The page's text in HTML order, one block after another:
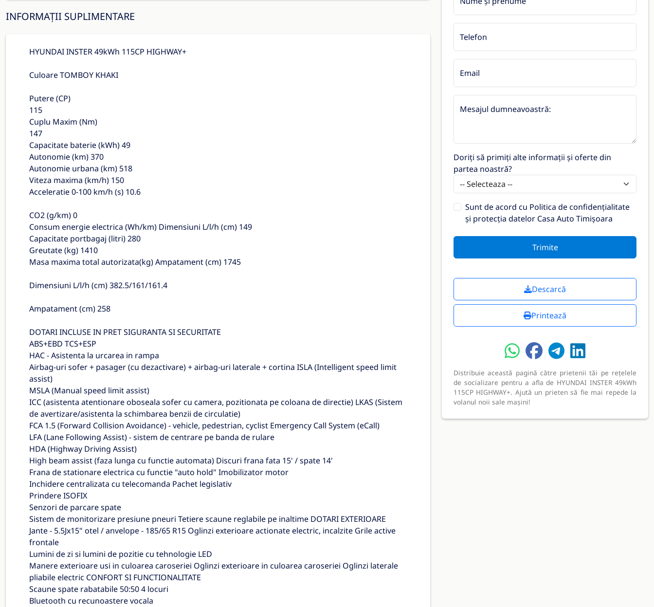
INFORMAȚII SUPLIMENTARE
HYUNDAI INSTER 49kWh 115CP HIGHWAY+
Culoare TOMBOY KHAKI
Putere (CP)
115
Cuplu Maxim (Nm)
147
Capacitate baterie (kWh) 49
Autonomie (km) 370
Autonomie urbana (km) 518
Viteza maxima (km/h) 150
Acceleratie 0-100 km/h (s) 10.6
CO2 (g/km) 0
Consum energie electrica (Wh/km) Dimensiuni L/l/h (cm) 149
Capacitate portbagaj (litri) 280
Greutate (kg) 1410
Masa maxima total autorizata(kg) Ampatament (cm) 1745
Dimensiuni L/l/h (cm) 382.5/161/161.4
Ampatament (cm) 258
DOTARI INCLUSE IN PRET SIGURANTA SI SECURITATE
ABS+EBD TCS+ESP
HAC - Asistenta la urcarea in rampa
Airbag-uri sofer + pasager (cu dezactivare) + airbag-uri laterale + cortina ISLA (Intelligent speed limit
assist)
MSLA (Manual speed limit assist)
ICC (asistenta atentionare oboseala sofer cu camera, pozitionata pe coloana de directie) LKAS (Sistem
de avertizare/asistenta la schimbarea benzii de circulatie)
FCA 1.5 (Forward Collision Avoidance) - vehicle, pedestrian, cyclist Emergency Call System (eCall)
LFA (Lane Following Assist) - sistem de centrare pe banda de rulare
HDA (Highway Driving Assist)
High beam assist (faza lunga cu functie automata) Discuri frana fata 15' / spate 14'
Frana de stationare electrica cu functie "auto hold" Imobilizator motor
Inchidere centralizata cu telecomanda Pachet legislativ
Prindere ISOFIX
Senzori de parcare spate
Sistem de monitorizare presiune pneuri Tetiere scaune reglabile pe inaltime DOTARI EXTERIOARE
Jante - 5.5Jx15" otel / anvelope - 185/65 R15 Oglinzi exterioare actionate electric, incalzite Grile active
frontale
Lumini de zi si lumini de pozitie cu tehnologie LED
Manere exterioare usi in culoarea caroseriei Oglinzi exterioare in culoarea caroseriei Oglinzi laterale
pliabile electric CONFORT SI FUNCTIONALITATE
Scaune spate rabatabile 50:50 4 locuri
Bluetooth cu recunoastere vocala
Telefon
Email
Mesajul dumneavoastră:
Doriți să primiți alte informații și oferte din
partea noastră?
Sunt de acord cu Politica de confidențialitate
și protecția datelor Casa Auto Timișoara
Trimite
Descarcă
Printează
Distribuie această pagină către prietenii tăi pe rețelele
de socializare pentru a afla de HYUNDAI INSTER 49kWh
115CP HIGHWAY+. Ajută un prieten să fie mai repede la
volanul noii sale mașini!